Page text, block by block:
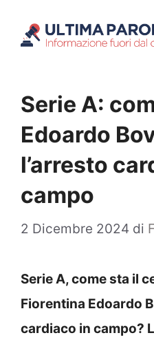
Serie A:
Edoardo
l’arresto
campo
2 Dicembre 2024 di
Serie A, come sta il
Fiorentina Edoardo
cardiaco in campo?